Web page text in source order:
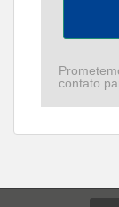
contato